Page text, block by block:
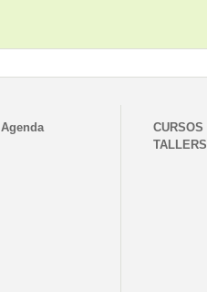
Agenda
CURSOS I
TALLERS